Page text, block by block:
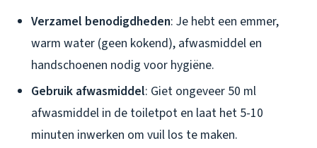
Verzamel benodigdheden: Je hebt een emmer,
warm water (geen kokend), afwasmiddel en
handschoenen nodig voor hygiëne.
Gebruik afwasmiddel: Giet ongeveer 50 ml
afwasmiddel in de toiletpot en laat het 5-10
minuten inwerken om vuil los te maken.